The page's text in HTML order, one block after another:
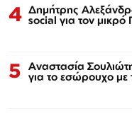
4 Δημήτρης
social για τον
5 Αναστασία
για το εσώρουχο με